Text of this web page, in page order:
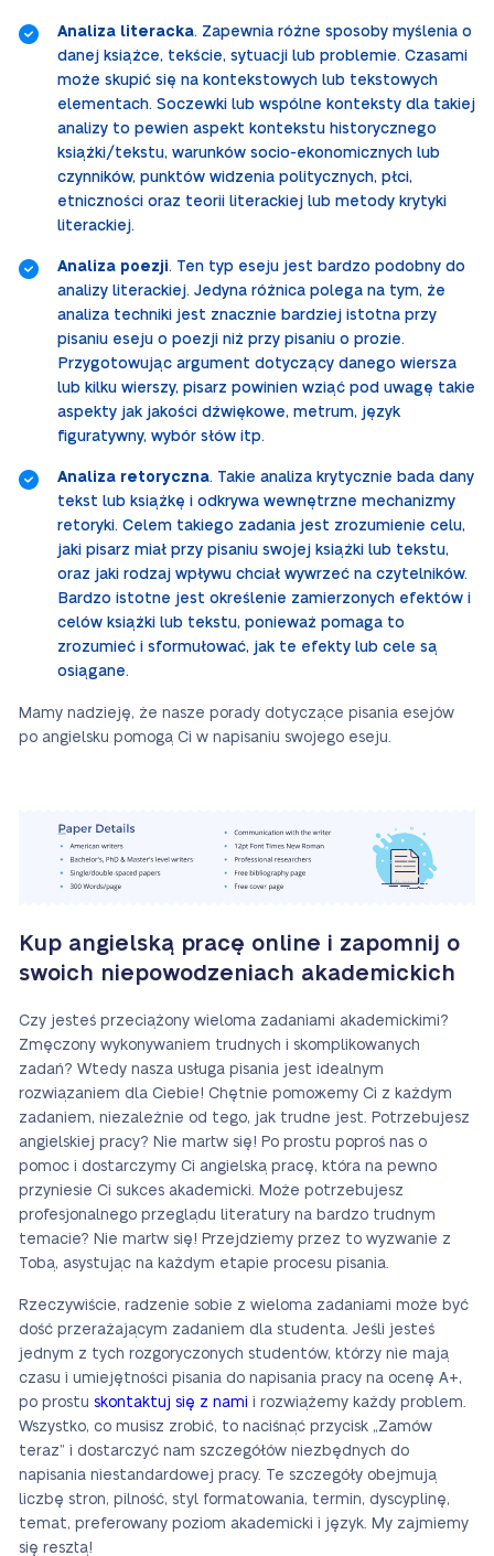
Analiza literacka. Zapewnia różne sposoby myślenia o
danej książce, tekście, sytuacji lub problemie. Czasami
może skupić się na kontekstowych lub tekstowych
elementach. Soczewki lub wspólne konteksty dla takiej
analizy to pewien aspekt kontekstu historycznego
książki/tekstu, warunków socio-ekonomicznych lub
czynników, punktów widzenia politycznych, płci,
etniczności oraz teorii literackiej lub metody krytyki
literackiej.
Analiza poezji. Ten typ eseju jest bardzo podobny do
analizy literackiej. Jedyna różnica polega na tym, że
analiza techniki jest znacznie bardziej istotna przy
pisaniu eseju o poezji niż przy pisaniu o prozie.
Przygotowując argument dotyczący danego wiersza
lub kilku wierszy, pisarz powinien wziąć pod uwagę takie
aspekty jak jakości dźwiękowe, metrum, język
figuratywny, wybór słów itp.
Analiza retoryczna. Takie analiza krytycznie bada dany
tekst lub książkę i odkrywa wewnętrzne mechanizmy
retoryki. Celem takiego zadania jest zrozumienie celu,
jaki pisarz miał przy pisaniu swojej książki lub tekstu,
oraz jaki rodzaj wpływu chciał wywrzeć na czytelników.
Bardzo istotne jest określenie zamierzonych efektów i
celów książki lub tekstu, ponieważ pomaga to
zrozumieć i sformułować, jak te efekty lub cele są
osiągane.
Mamy nadzieję, że nasze porady dotyczące pisania esejów
po angielsku pomogą Ci w napisaniu swojego eseju.
Kup angielską pracę online i zapomnij o
swoich niepowodzeniach akademickich
Czy jesteś przeciążony wieloma zadaniami akademickimi?
Zmęczony wykonywaniem trudnych i skomplikowanych
zadań? Wtedy nasza usługa pisania jest idealnym
rozwiązaniem dla Ciebie! Chętnie pomожemy Ci z każdym
zadaniem, niezależnie od tego, jak trudne jest. Potrzebujesz
angielskiej pracy? Nie martw się! Po prostu poproś nas o
pomoc i dostarczymy Ci angielską pracę, która na pewno
przyniesie Ci sukces akademicki. Może potrzebujesz
profesjonalnego przeglądu literatury na bardzo trudnym
temacie? Nie martw się! Przejdziemy przez to wyzwanie z
Tobą, asystując na każdym etapie procesu pisania.
Rzeczywiście, radzenie sobie z wieloma zadaniami może być
dość przerażającym zadaniem dla studenta. Jeśli jesteś
jednym z tych rozgoryczonych studentów, którzy nie mają
czasu i umiejętności pisania do napisania pracy na ocenę A+,
po prostu skontaktuj się z nami i rozwiążemy każdy problem.
Wszystko, co musisz zrobić, to naciśnąć przycisk „Zamów
teraz” i dostarczyć nam szczegółów niezbędnych do
napisania niestandardowej pracy. Te szczegóły obejmują
liczbę stron, pilność, styl formatowania, termin, dyscyplinę,
temat, preferowany poziom akademicki i język. My zajmiemy
się resztą!